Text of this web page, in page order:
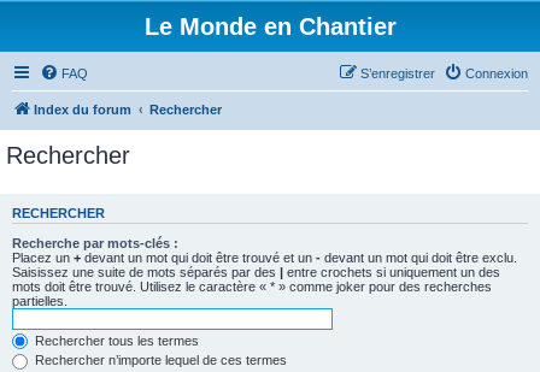
Le Monde en Chantier
FAQ Connexion
S’enregistrer
Index du forum Rechercher
Rechercher
RECHERCHER
Recherche par mots-clés :
Placez un + devant un mot qui doit être trouvé et un - devant un mot qui doit être exclu.
Saisissez une suite de mots séparés par des | entre crochets si uniquement un des
mots doit être trouvé. Utilisez le caractère « * » comme joker pour des recherches
partielles.
Rechercher tous les termes
Rechercher n’importe lequel de ces termes